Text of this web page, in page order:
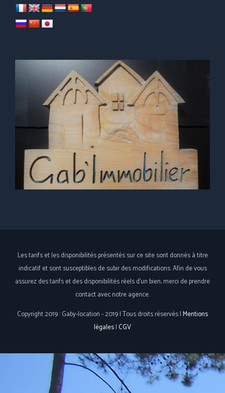
Les tarifs et les disponibilités présentés sur ce site sont donnés à titre
indicatif et sont susceptibles de subir des modifications. Afin de vous
assurez des tarifs et des disponibilités réels d'un bien, merci de prendre
contact avec notre agence.
Copyright 2019 : Gaby-location - 2019 | Tous droits réservés |Mentions
légales| CGV